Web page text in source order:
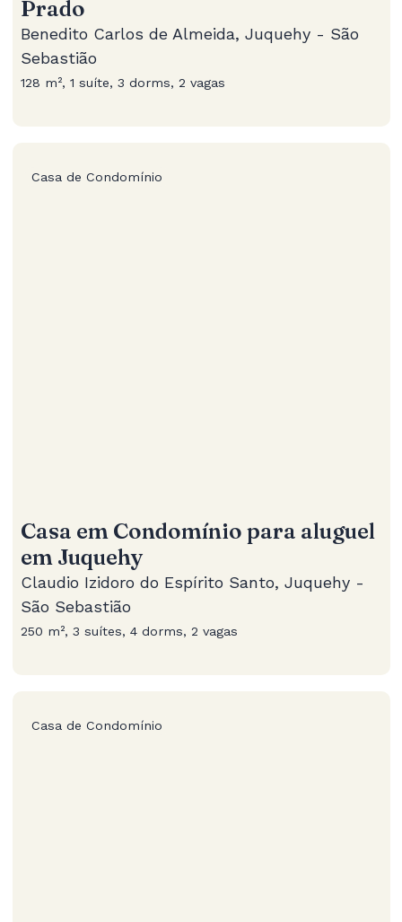
Prado
Benedito Carlos de Almeida, Juquehy - São
Sebastião
128 m², 1 suíte, 3 dorms, 2 vagas
Casa de Condomínio
Casa em Condomínio para aluguel
em Juquehy
Claudio Izidoro do Espírito Santo, Juquehy -
São Sebastião
250 m², 3 suítes, 4 dorms, 2 vagas
Casa de Condomínio